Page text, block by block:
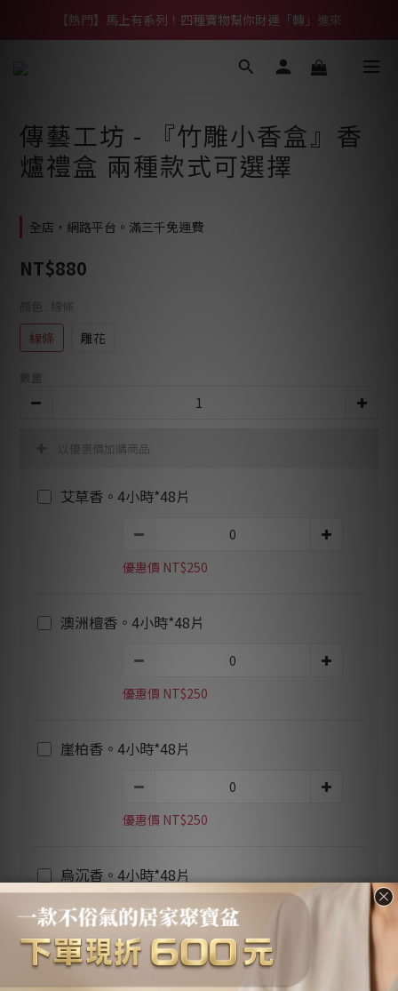
【熱門】馬上有系列！四種寶物幫你財運「轉」進來
【熱門】馬上有系列！四種寶物幫你財運「轉」進來
【補貨通知】悟道齊天大聖｜到貨拉！
傳藝工坊 - 『竹雕小香盒』香
爐禮盒 兩種款式可選擇
全店，網路平台。滿三千免運費
NT$880
: 線條
線條 雕花
以優惠價加購商品
艾草香。4小時*48片
優惠價 NT$250
澳洲檀香。4小時*48片
優惠價 NT$250
崖柏香。4小時*48片
優惠價 NT$250
烏沉香。4小時*48片
優惠價 NT$250